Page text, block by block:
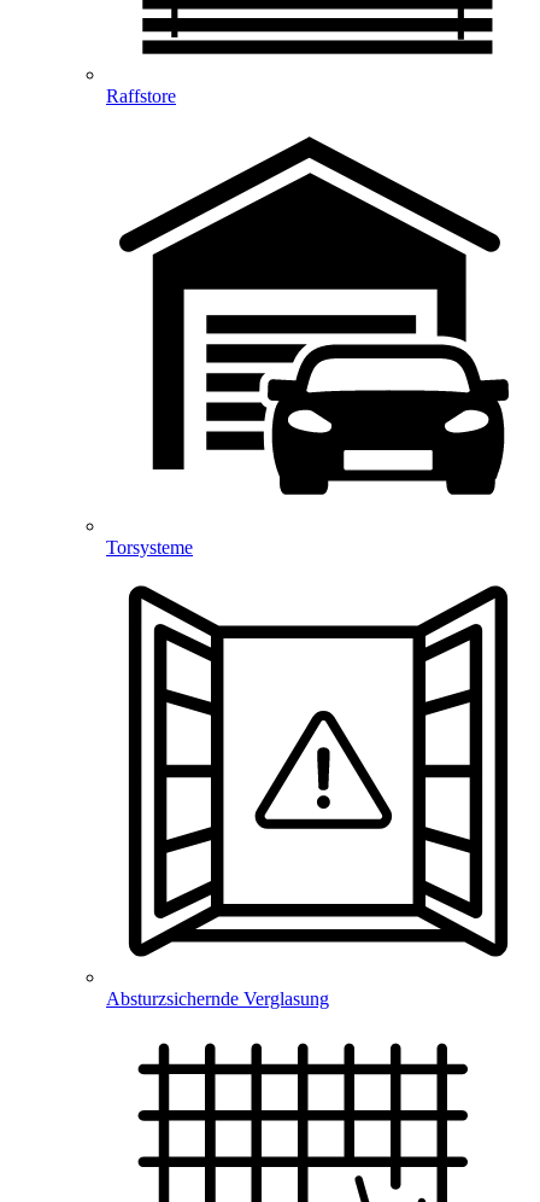
Raffstore
Torsysteme
Absturzsichernde Verglasung